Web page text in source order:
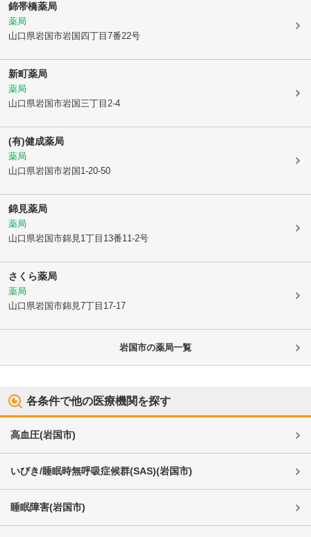
錦帯橋薬局
薬局
山口県岩国市岩国四丁目7番22号
新町薬局
薬局
山口県岩国市岩国三丁目2-4
(有)健成薬局
薬局
山口県岩国市岩国1-20-50
錦見薬局
薬局
山口県岩国市錦見1丁目13番11-2号
さくら薬局
薬局
山口県岩国市錦見7丁目17-17
岩国市の薬局一覧
各条件で他の医療機関を探す
高血圧(岩国市)
いびき/睡眠時無呼吸症候群(SAS)(岩国市)
睡眠障害(岩国市)